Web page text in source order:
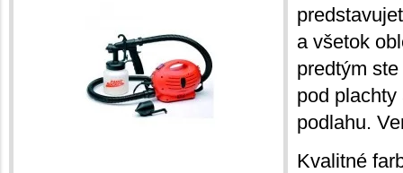
a všetok
predtým
pod
podlahu.
Kvalitné